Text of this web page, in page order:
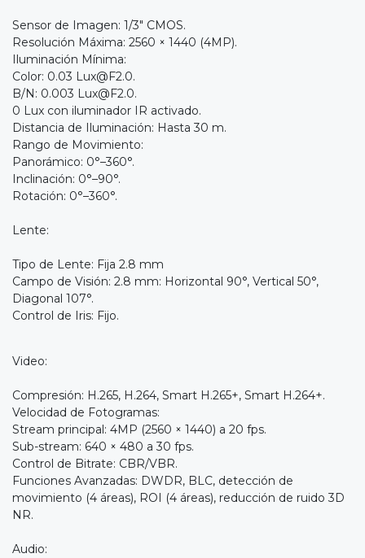
Sensor de Imagen: 1/3" CMOS.
Resolución Máxima: 2560 × 1440 (4MP).
Iluminación Mínima:
Color: 0.03 Lux@F2.0.
B/N: 0.003 Lux@F2.0.
0 Lux con iluminador IR activado.
Distancia de Iluminación: Hasta 30 m.
Rango de Movimiento:
Panorámico: 0°–360°.
Inclinación: 0°–90°.
Rotación: 0°–360°.
Lente:
Tipo de Lente: Fija 2.8 mm
Campo de Visión: 2.8 mm: Horizontal 90°, Vertical 50°,
Diagonal 107°.
Control de Iris: Fijo.
Video:
Compresión: H.265, H.264, Smart H.265+, Smart H.264+.
Velocidad de Fotogramas:
Stream principal: 4MP (2560 × 1440) a 20 fps.
Sub-stream: 640 × 480 a 30 fps.
Control de Bitrate: CBR/VBR.
Funciones Avanzadas: DWDR, BLC, detección de
movimiento (4 áreas), ROI (4 áreas), reducción de ruido 3D
NR.
Audio: